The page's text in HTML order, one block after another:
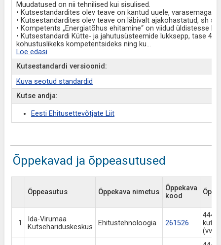
Muudatused on nii tehnilised kui sisulised.
• Kutsestandardites olev teave on kantud uuele, varasemaga
• Kutsestandardites olev teave on läbivalt ajakohastatud, sh
• Kompetents „Energiatõhus ehitamine“ on viidud üldistesse
• Kutsestandardi Kütte- ja jahutusüsteemide lukksepp, tase 4
kohustuslikeks kompetentsideks ning ku...
Loe edasi
Kutsestandardi versioonid:
Kuva seotud standardid
Kutse andja:
Eesti Ehitusettevõtjate Liit
Õppekavad ja õppeasutused
Õppeasutus Õppekava nimetus
Õppekava
kood
1
Ida-Virumaa
Kutsehariduskeskus
Ehitustehnoloogia 261526
444
(vv